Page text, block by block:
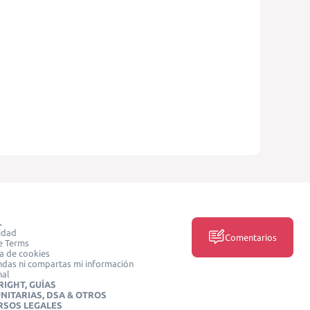
Terms
de cookies
ni compartas mi información
GUÍAS
DSA & OTROS
LEGALES
Comentarios